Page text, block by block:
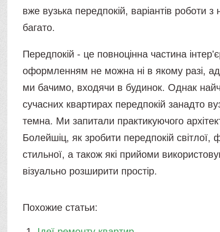
вже вузька передпокій, варіантів роботи
багато.
Передпокій - це повноцінна частина
оформленням не можна ні в якому разі,
ми бачимо, входячи в будинок. Однак
сучасних квартирах передпокій занадто
темна. Ми запитали практикуючого
Болейшіц, як зробити передпокій світлої,
стильної, а також які прийоми
візуально розширити простір.
Похожие статьи: